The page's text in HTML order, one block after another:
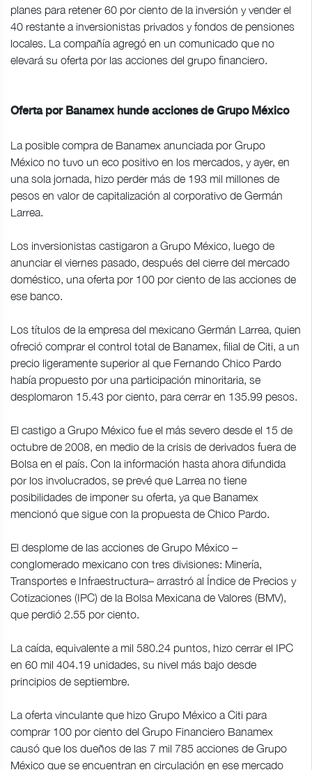
planes para retener 60 por ciento de la inversión y vender el
40 restante a inversionistas privados y fondos de pensiones
locales. La compañía agregó en un comunicado que no
elevará su oferta por las acciones del grupo financiero.
Oferta por Banamex hunde acciones de Grupo México
La posible compra de Banamex anunciada por Grupo
México no tuvo un eco positivo en los mercados, y ayer, en
una sola jornada, hizo perder más de 193 mil millones de
pesos en valor de capitalización al corporativo de Germán
Larrea.
Los inversionistas castigaron a Grupo México, luego de
anunciar el viernes pasado, después del cierre del mercado
doméstico, una oferta por 100 por ciento de las acciones de
ese banco.
Los títulos de la empresa del mexicano Germán Larrea, quien
ofreció comprar el control total de Banamex, filial de Citi, a un
precio ligeramente superior al que Fernando Chico Pardo
había propuesto por una participación minoritaria, se
desplomaron 15.43 por ciento, para cerrar en 135.99 pesos.
El castigo a Grupo México fue el más severo desde el 15 de
octubre de 2008, en medio de la crisis de derivados fuera de
Bolsa en el país. Con la información hasta ahora difundida
por los involucrados, se prevé que Larrea no tiene
posibilidades de imponer su oferta, ya que Banamex
mencionó que sigue con la propuesta de Chico Pardo.
El desplome de las acciones de Grupo México –
conglomerado mexicano con tres divisiones: Minería,
Transportes e Infraestructura– arrastró al Índice de Precios y
Cotizaciones (IPC) de la Bolsa Mexicana de Valores (BMV),
que perdió 2.55 por ciento.
La caída, equivalente a mil 580.24 puntos, hizo cerrar el IPC
en 60 mil 404.19 unidades, su nivel más bajo desde
principios de septiembre.
La oferta vinculante que hizo Grupo México a Citi para
comprar 100 por ciento del Grupo Financiero Banamex
causó que los dueños de las 7 mil 785 acciones de Grupo
México que se encuentran en circulación en ese mercado